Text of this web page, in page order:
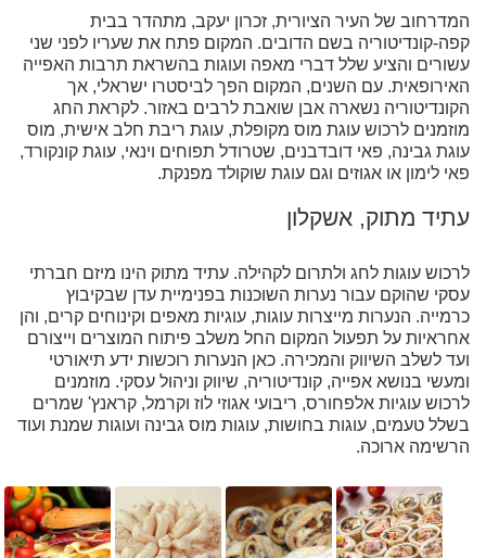
המדרחוב של העיר הציורית, זכרון יעקב, מתהדר בבית
קפה-קונדיטוריה בשם הדובים. המקום פתח את שעריו לפני שני
עשורים והציע שלל דברי מאפה ועוגות בהשראת תרבות האפייה
האירופאית. עם השנים, המקום הפך לביסטרו ישראלי, אך
הקונדיטוריה נשארה אבן שואבת לרבים באזור. לקראת החג
מוזמנים לרכוש עוגת מוס מקופלת, עוגת ריבת חלב אישית, מוס
עוגת גבינה, פאי דובדבנים, שטרודל תפוחים וינאי, עוגת קונקורד,
פאי לימון או אגוזים וגם עוגת שוקולד מפנקת.
עתיד מתוק, אשקלון
לרכוש עוגות לחג ולתרום לקהילה. עתיד מתוק הינו מיזם חברתי
עסקי שהוקם עבור נערות השוכנות בפנימיית עדן שבקיבוץ
כרמייה. הנערות מייצרות עוגות, עוגיות מאפים וקינוחים קרים, והן
אחראיות על תפעול המקום החל משלב פיתוח המוצרים וייצורם
ועד לשלב השיווק והמכירה. כאן הנערות רוכשות ידע תיאורטי
ומעשי בנושא אפייה, קונדיטוריה, שיווק וניהול עסקי. מוזמנים
לרכוש עוגיות אלפחורס, ריבועי אגוזי לוז וקרמל, קראנץ' שמרים
בשלל טעמים, עוגות בחושות, עוגות מוס גבינה ועוגות שמנת ועוד
הרשימה ארוכה.